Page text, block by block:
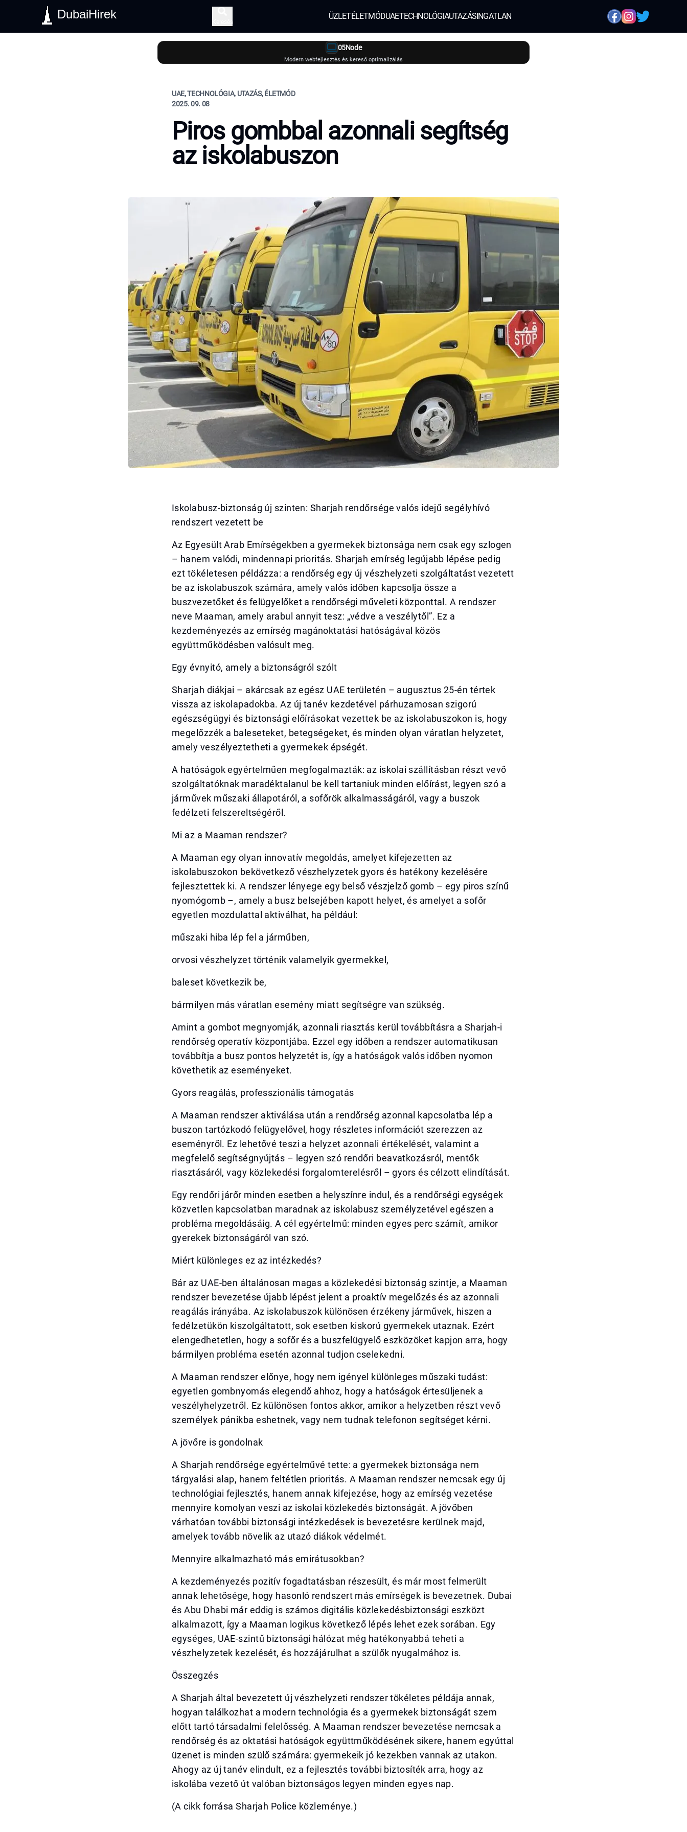
DubaiHirek
Keresés
ÜZLETÉLETMÓDUAETECHNOLÓGIAUTAZÁSINGATLAN
05Node
Modern webfejlesztés és kereső optimalizálás
UAE, TECHNOLÓGIA, UTAZÁS, ÉLETMÓD
2025. 09. 08
Piros gombbal azonnali segítség
az iskolabuszon
Iskolabusz-biztonság új szinten: Sharjah rendőrsége valós idejű segélyhívó
rendszert vezetett be
Az Egyesült Arab Emírségekben a gyermekek biztonsága nem csak egy szlogen
– hanem valódi, mindennapi prioritás. Sharjah emírség legújabb lépése pedig
ezt tökéletesen példázza: a rendőrség egy új vészhelyzeti szolgáltatást vezetett
be az iskolabuszok számára, amely valós időben kapcsolja össze a
buszvezetőket és felügyelőket a rendőrségi műveleti központtal. A rendszer
neve Maaman, amely arabul annyit tesz: „védve a veszélytől”. Ez a
kezdeményezés az emírség magánoktatási hatóságával közös
együttműködésben valósult meg.
Egy évnyitó, amely a biztonságról szólt
Sharjah diákjai – akárcsak az egész UAE területén – augusztus 25-én tértek
vissza az iskolapadokba. Az új tanév kezdetével párhuzamosan szigorú
egészségügyi és biztonsági előírásokat vezettek be az iskolabuszokon is, hogy
megelőzzék a baleseteket, betegségeket, és minden olyan váratlan helyzetet,
amely veszélyeztetheti a gyermekek épségét.
A hatóságok egyértelműen megfogalmazták: az iskolai szállításban részt vevő
szolgáltatóknak maradéktalanul be kell tartaniuk minden előírást, legyen szó a
járművek műszaki állapotáról, a sofőrök alkalmasságáról, vagy a buszok
fedélzeti felszereltségéről.
Mi az a Maaman rendszer?
A Maaman egy olyan innovatív megoldás, amelyet kifejezetten az
iskolabuszokon bekövetkező vészhelyzetek gyors és hatékony kezelésére
fejlesztettek ki. A rendszer lényege egy belső vészjelző gomb – egy piros színű
nyomógomb –, amely a busz belsejében kapott helyet, és amelyet a sofőr
egyetlen mozdulattal aktiválhat, ha például:
műszaki hiba lép fel a járműben,
orvosi vészhelyzet történik valamelyik gyermekkel,
baleset következik be,
bármilyen más váratlan esemény miatt segítségre van szükség.
Amint a gombot megnyomják, azonnali riasztás kerül továbbításra a Sharjah-i
rendőrség operatív központjába. Ezzel egy időben a rendszer automatikusan
továbbítja a busz pontos helyzetét is, így a hatóságok valós időben nyomon
követhetik az eseményeket.
Gyors reagálás, professzionális támogatás
A Maaman rendszer aktiválása után a rendőrség azonnal kapcsolatba lép a
buszon tartózkodó felügyelővel, hogy részletes információt szerezzen az
eseményről. Ez lehetővé teszi a helyzet azonnali értékelését, valamint a
megfelelő segítségnyújtás – legyen szó rendőri beavatkozásról, mentők
riasztásáról, vagy közlekedési forgalomterelésről – gyors és célzott elindítását.
Egy rendőri járőr minden esetben a helyszínre indul, és a rendőrségi egységek
közvetlen kapcsolatban maradnak az iskolabusz személyzetével egészen a
probléma megoldásáig. A cél egyértelmű: minden egyes perc számít, amikor
gyerekek biztonságáról van szó.
Miért különleges ez az intézkedés?
Bár az UAE-ben általánosan magas a közlekedési biztonság szintje, a Maaman
rendszer bevezetése újabb lépést jelent a proaktív megelőzés és az azonnali
reagálás irányába. Az iskolabuszok különösen érzékeny járművek, hiszen a
fedélzetükön kiszolgáltatott, sok esetben kiskorú gyermekek utaznak. Ezért
elengedhetetlen, hogy a sofőr és a buszfelügyelő eszközöket kapjon arra, hogy
bármilyen probléma esetén azonnal tudjon cselekedni.
A Maaman rendszer előnye, hogy nem igényel különleges műszaki tudást:
egyetlen gombnyomás elegendő ahhoz, hogy a hatóságok értesüljenek a
veszélyhelyzetről. Ez különösen fontos akkor, amikor a helyzetben részt vevő
személyek pánikba eshetnek, vagy nem tudnak telefonon segítséget kérni.
A jövőre is gondolnak
A Sharjah rendőrsége egyértelművé tette: a gyermekek biztonsága nem
tárgyalási alap, hanem feltétlen prioritás. A Maaman rendszer nemcsak egy új
technológiai fejlesztés, hanem annak kifejezése, hogy az emírség vezetése
mennyire komolyan veszi az iskolai közlekedés biztonságát. A jövőben
várhatóan további biztonsági intézkedések is bevezetésre kerülnek majd,
amelyek tovább növelik az utazó diákok védelmét.
Mennyire alkalmazható más emirátusokban?
A kezdeményezés pozitív fogadtatásban részesült, és már most felmerült
annak lehetősége, hogy hasonló rendszert más emírségek is bevezetnek. Dubai
és Abu Dhabi már eddig is számos digitális közlekedésbiztonsági eszközt
alkalmazott, így a Maaman logikus következő lépés lehet ezek sorában. Egy
egységes, UAE-szintű biztonsági hálózat még hatékonyabbá teheti a
vészhelyzetek kezelését, és hozzájárulhat a szülők nyugalmához is.
Összegzés
A Sharjah által bevezetett új vészhelyzeti rendszer tökéletes példája annak,
hogyan találkozhat a modern technológia és a gyermekek biztonságát szem
előtt tartó társadalmi felelősség. A Maaman rendszer bevezetése nemcsak a
rendőrség és az oktatási hatóságok együttműködésének sikere, hanem egyúttal
üzenet is minden szülő számára: gyermekeik jó kezekben vannak az utakon.
Ahogy az új tanév elindult, ez a fejlesztés további biztosíték arra, hogy az
iskolába vezető út valóban biztonságos legyen minden egyes nap.
(A cikk forrása Sharjah Police közleménye.)